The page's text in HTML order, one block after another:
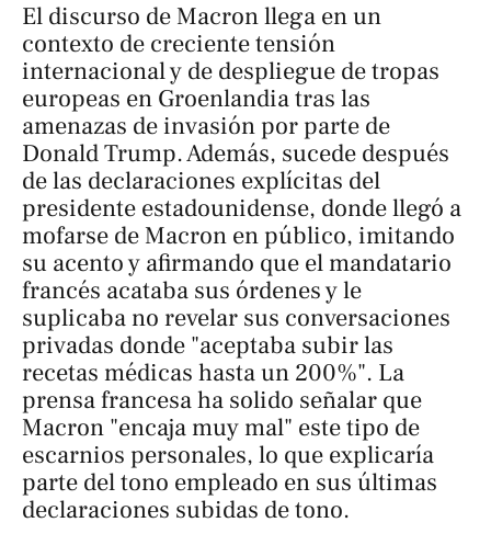
El discurso de Macron llega en un
contexto de creciente tensión
internacional y de despliegue de tropas
europeas en Groenlandia tras las
amenazas de invasión por parte de
Donald Trump. Además, sucede después
de las declaraciones explícitas del
presidente estadounidense, donde llegó a
mofarse de Macron en público, imitando
su acento y afirmando que el mandatario
francés acataba sus órdenes y le
suplicaba no revelar sus conversaciones
privadas donde "aceptaba subir las
recetas médicas hasta un 200%". La
prensa francesa ha solido señalar que
Macron "encaja muy mal" este tipo de
escarnios personales, lo que explicaría
parte del tono empleado en sus últimas
declaraciones subidas de tono.